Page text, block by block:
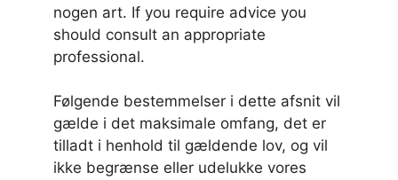
nogen art. If you require advice you
should consult an appropriate
professional.
Følgende bestemmelser i dette afsnit vil
gælde i det maksimale omfang, det er
tilladt i henhold til gældende lov, og vil
ikke begrænse eller udelukke vores